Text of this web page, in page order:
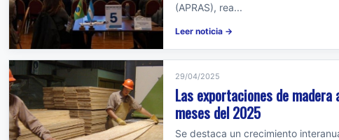
(APRAS), rea...
Leer noticia →
29/04/2025
Las exportaciones de
meses del 2025
Se destaca un crecimiento